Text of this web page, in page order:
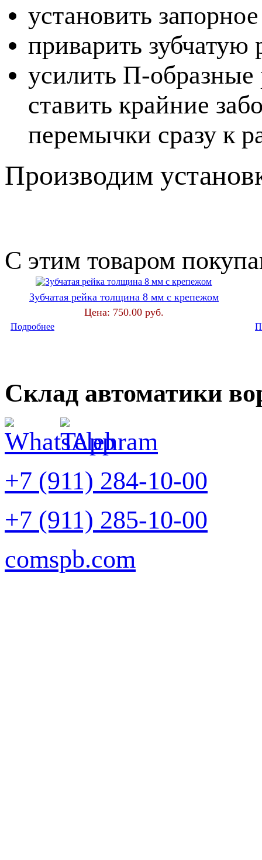
установить
приварить зубчатую
усилить П-образные
ставить крайние
перемычки сразу к
Производим
С этим товаром
Зубчатая рейка толщина 8 мм с крепежом
Цена: 750.00 руб.
Подробнее
Склад автоматики
+7 (911) 284-10-00
+7 (911) 285-10-00
comspb.com